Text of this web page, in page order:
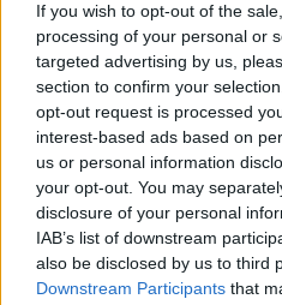
If you wish to opt-out of the
processing of your personal or
targeted advertising by us,
section to confirm your
opt-out request is processed
interest-based ads based on
us or personal information
your opt-out. You may
disclosure of your personal
IAB’s list of downstream
also be disclosed by us to third
Downstream Participants that
Fiamme
Anzi
Confessioni autoreferenziali
Utopie
Estate
Il lago
Il diluvio
La classe
Pensieri incoerenti
Dal balcone
Insomnia
Il guardiano